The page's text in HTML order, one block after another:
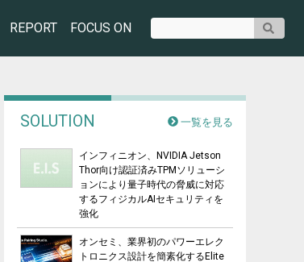
REPORT FOCUS ON
SOLUTION 一覧を見る
インフィニオン、NVIDIA Jetson
Thor向け認証済みTPMソリューシ
ョンにより量子時代の脅威に対応
するフィジカルAIセキュリティを
強化
オンセミ、業界初のパワーエレク
トロニクス設計を簡素化するElite